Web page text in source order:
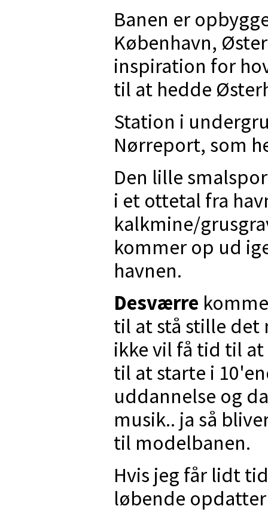
Banen er
København,
inspiration for
til at hedde
Station i
Nørreport, som
Den lille
i et ottetal fra
kalkmine/
kommer op ud
havnen.
Desværre
til at stå stille det
ikke vil få tid til at
til at starte i
uddannelse og
musik.. ja så
til modelbanen.
Hvis jeg får lidt
løbende